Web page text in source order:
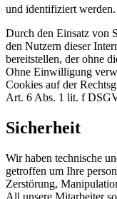
und identifiziert werden.
Durch den Einsatz von
den Nutzern dieser
bereitstellen, der ohne
Ohne Einwilligung
Cookies auf der
Art. 6 Abs. 1 lit. f
Sicherheit
Wir haben technische
getroffen um Ihre
Zerstörung,
All unsere Mitarbeiter